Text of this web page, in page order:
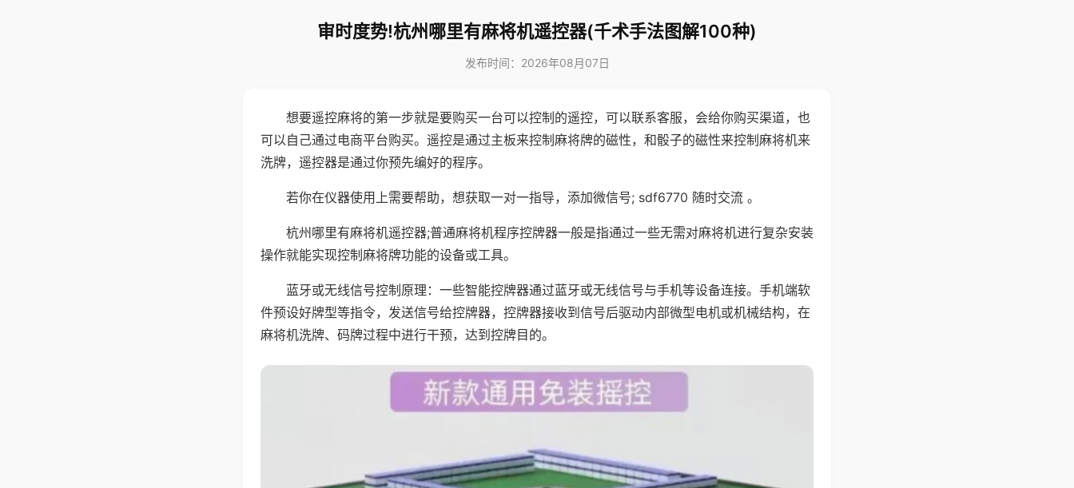
审时度势!杭州哪里有麻将机遥控器(千术手法图解100种)
发布时间：2026年08月07日
想要遥控麻将的第一步就是要购买一台可以控制的遥控，可以联系客服，会给你购买渠道，也
可以自己通过电商平台购买。遥控是通过主板来控制麻将牌的磁性，和骰子的磁性来控制麻将机来
洗牌，遥控器是通过你预先编好的程序。
若你在仪器使用上需要帮助，想获取一对一指导，添加微信号; sdf6770 随时交流 。
杭州哪里有麻将机遥控器;普通麻将机程序控牌器一般是指通过一些无需对麻将机进行复杂安装
操作就能实现控制麻将牌功能的设备或工具。
蓝牙或无线信号控制原理：一些智能控牌器通过蓝牙或无线信号与手机等设备连接。手机端软
件预设好牌型等指令，发送信号给控牌器，控牌器接收到信号后驱动内部微型电机或机械结构，在
麻将机洗牌、码牌过程中进行干预，达到控牌目的。